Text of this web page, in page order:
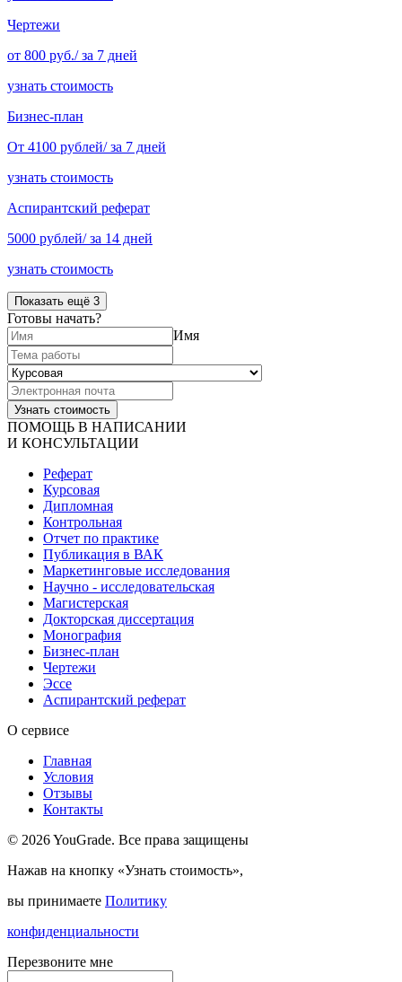
Чертежи
от 800 руб./ за 7 дней
узнать стоимость
Бизнес-план
От 4100 рублей/ за 7 дней
узнать стоимость
Аспирантский реферат
5000 рублей/ за 14 дней
узнать стоимость
Показать ещё 3
Готовы начать?
Имя
ПОМОЩЬ В НАПИСАНИИ
И КОНСУЛЬТАЦИИ
Реферат
Курсовая
Дипломная
Контрольная
Отчет по практике
Публикация в ВАК
Маркетинговые исследования
Научно - исследовательская
Магистерская
Докторская диссертация
Монография
Бизнес-план
Чертежи
Эссе
Аспирантский реферат
О сервисе
Главная
Условия
Отзывы
Контакты
© 2026 YouGrade. Все права защищены
Нажав на кнопку «Узнать стоимость»,
вы принимаете Политику
конфиденциальности
Перезвоните мне